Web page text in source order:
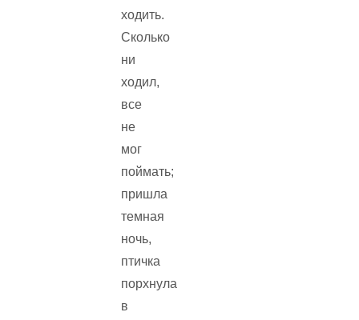
ходить.
Сколько
ни
ходил,
все
не
мог
поймать;
пришла
темная
ночь,
птичка
порхнула
в